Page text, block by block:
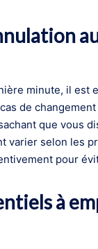
minute, il est
de
que vous
varier selon les
pour
à